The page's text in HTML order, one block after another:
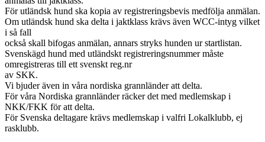
För utländsk hund ska kopia av registreringsbevis medfölja anmälan.
Om utländsk hund ska delta i jaktklass krävs även WCC-intyg vilket
i så fall
också skall bifogas anmälan, annars stryks hunden ur startlistan.
Svenskägd hund med utländskt registreringsnummer måste
omregistreras till ett svenskt reg.nr
av SKK.
Vi bjuder även in våra nordiska grannländer att delta.
För våra Nordiska grannländer räcker det med medlemskap i
NKK/FKK för att delta.
För Svenska deltagare krävs medlemskap i valfri Lokalklubb, ej
rasklubb.